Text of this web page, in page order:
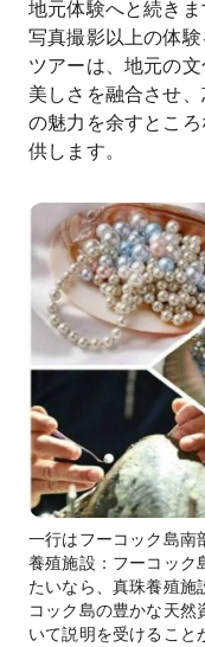
地元体験へと続きま
写真撮影以上の体
ツアーは、地元の
美しさを融合させ
の魅力を余すとこ
供します。
一行はフーコック島南
養殖施設：フーコック
たいなら、真珠養殖施
コック島の豊かな天
いて説明を受けること